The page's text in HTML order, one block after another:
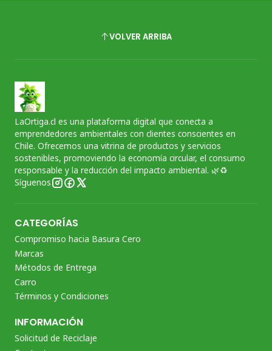
VOLVER ARRIBA
LaOrtiga.cl es una plataforma digital que conecta a
emprendedores ambientales con clientes conscientes en
Chile. Ofrecemos una vitrina de productos y servicios
sostenibles, promoviendo la economía circular, el consumo
responsable y la reducción del impacto ambiental. 🌿♻️
Síguenos
CATEGORÍAS
Compromiso hacia Basura Cero
Marcas
Métodos de Entrega
Carro
Términos y Condiciones
INFORMACIÓN
Solicitud de Reciclaje